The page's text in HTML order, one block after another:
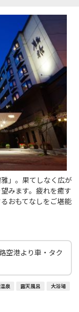
」。果てしなく広が
みます。疲れを癒す
おもてなしをご堪能
空港より車・タク
泉 露天風呂 大浴場